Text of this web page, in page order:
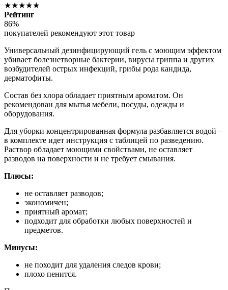
★★★★★
Рейтинг
86%
покупателей рекомендуют этот товар
Универсальный дезинфицирующий гель с моющим эффектом
убивает болезнетворные бактерии, вирусы гриппа и других
возбудителей острых инфекций, грибы рода кандида,
дерматофиты.
Состав без хлора обладает приятным ароматом. Он
рекомендован для мытья мебели, посуды, одежды и
оборудования.
Для уборки концентрированная формула разбавляется водой –
в комплекте идет инструкция с таблицей по разведению.
Раствор обладает моющими свойствами, не оставляет
разводов на поверхности и не требует смывания.
Плюсы:
не оставляет разводов;
экономичен;
приятный аромат;
подходит для обработки любых поверхностей и
предметов.
Минусы:
не походит для удаления следов крови;
плохо пенится.